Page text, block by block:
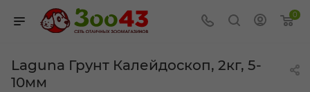
0
Laguna Грунт Калейдоскоп, 2кг, 5-
10мм